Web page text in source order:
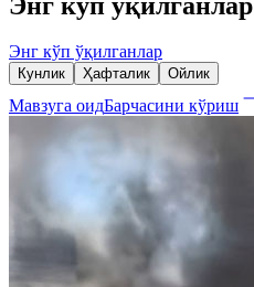
Энг кўп ўқилганлар
Кунлик Ҳафталик Ойлик
Мавзуга оидБарчасини кўриш